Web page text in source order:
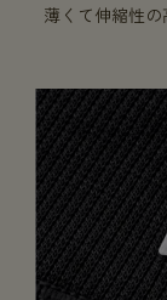
薄くて伸縮性の